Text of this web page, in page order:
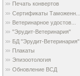
Печать конвертов
Сертификаты Таможенн...
Ветеринарное удостов...
"Эрудит-Ветеринария"
БД "Эрудит-Ветеринария"
Плакаты
Эпизоотология
Обновление ВСД